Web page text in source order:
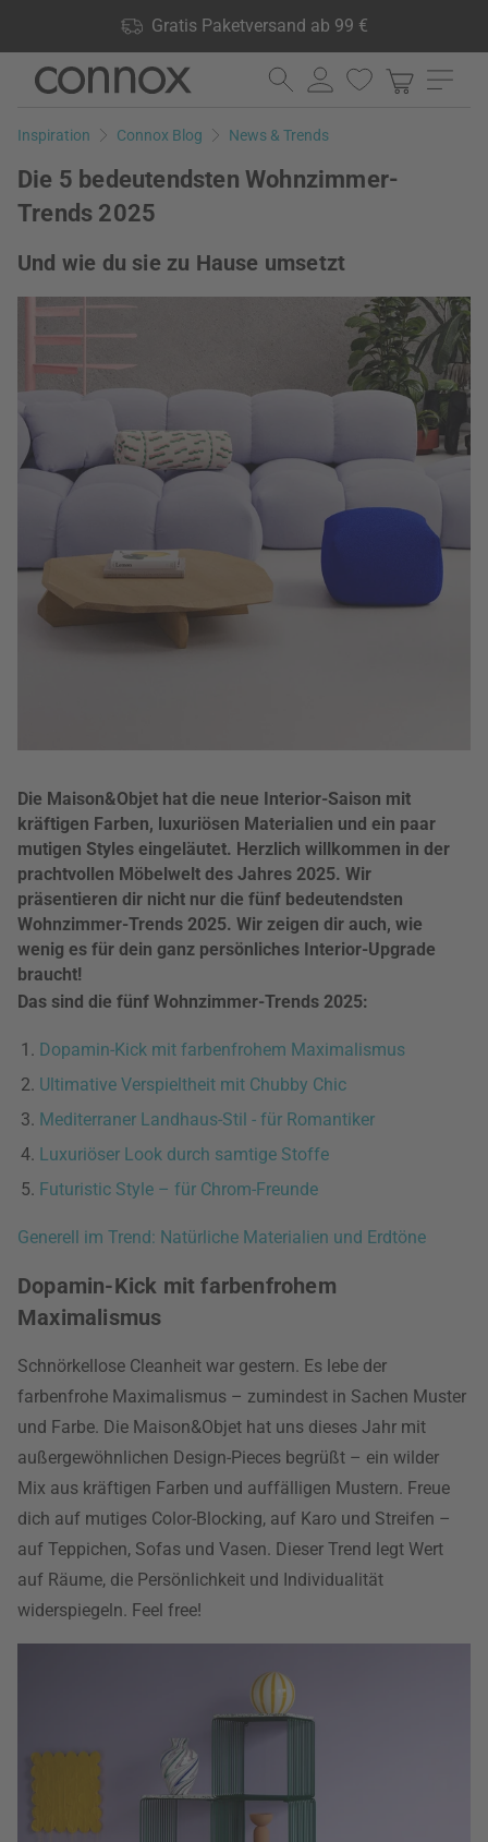
Gratis Paketversand ab 99 €
lagernd, 60 Tage Rückgaberecht
Direkt
Seiteninhalt
Direkt
Suchfeld
Inspiration Connox Blog News & Trends
Die 5 bedeutendsten Wohnzimmer-
Trends 2025
Und wie du sie zu Hause umsetzt
Die Maison&Objet hat die neue Interior-Saison mit
kräftigen Farben, luxuriösen Materialien und ein paar
mutigen Styles eingeläutet. Herzlich willkommen in der
prachtvollen Möbelwelt des Jahres 2025. Wir
präsentieren dir nicht nur die fünf bedeutendsten
Wohnzimmer-Trends 2025. Wir zeigen dir auch, wie
wenig es für dein ganz persönliches Interior-Upgrade
braucht!
Das sind die fünf Wohnzimmer-Trends 2025:
Dopamin-Kick mit farbenfrohem Maximalismus
Ultimative Verspieltheit mit Chubby Chic
Mediterraner Landhaus-Stil - für Romantiker
Luxuriöser Look durch samtige Stoffe
Futuristic Style – für Chrom-Freunde
Generell im Trend: Natürliche Materialien und Erdtöne
Dopamin-Kick mit farbenfrohem
Maximalismus
Schnörkellose Cleanheit war gestern. Es lebe der
farbenfrohe Maximalismus – zumindest in Sachen Muster
und Farbe. Die Maison&Objet hat uns dieses Jahr mit
außergewöhnlichen Design-Pieces begrüßt – ein wilder
Mix aus kräftigen Farben und auffälligen Mustern. Freue
dich auf mutiges Color-Blocking, auf Karo und Streifen –
auf Teppichen, Sofas und Vasen. Dieser Trend legt Wert
auf Räume, die Persönlichkeit und Individualität
widerspiegeln. Feel free!